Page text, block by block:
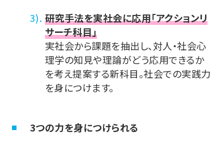
研究手法を実社会に応用「アクションリ
サーチ科目」
実社会から課題を抽出し、対人・社会心
理学の知見や理論がどう応用できるか
を考え提案する新科目。社会での実践力
を身につけます。
3つの力を身につけられる